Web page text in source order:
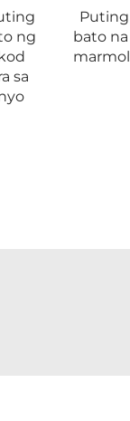
ng
sa
Puting
bato na
marmol